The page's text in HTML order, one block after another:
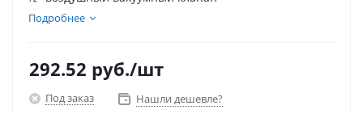
Подробнее
292.52 руб./шт
Под заказ Нашли дешевле?